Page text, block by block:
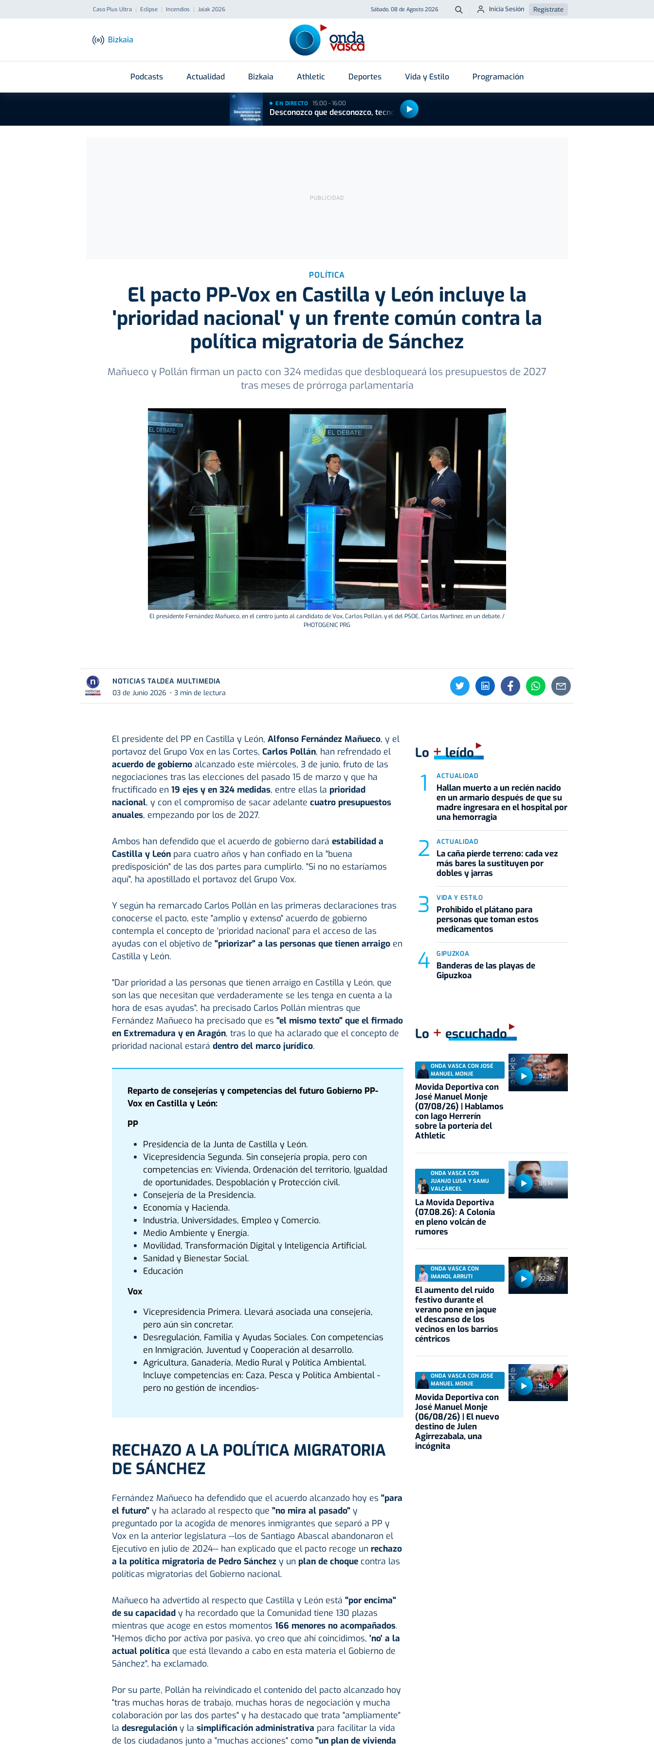
Caso Plus Ultra Eclipse Incendios Jaiak 2026 Sábado, 08 de Agosto 2026 Buscar
Inicia Sesión Regístrate
Bizkaia
Podcasts Actualidad Bizkaia Athletic Deportes Vida y Estilo Programación
EN DIRECTO 15:00 - 16:00
Desconozco que desconozco, tecnología
POLÍTICA
El pacto PP-Vox en Castilla y León incluye la
'prioridad nacional' y un frente común contra la
política migratoria de Sánchez
Mañueco y Pollán firman un pacto con 324 medidas que desbloqueará los presupuestos de 2027
tras meses de prórroga parlamentaria
El presidente Fernández Mañueco, en el centro junto al candidato de Vox, Carlos Pollán, y el del PSOE, Carlos Martínez, en un debate. /
PHOTOGENIC PRG
NOTICIAS TALDEA MULTIMEDIA
03 de Junio 2026
3 min de lectura
El presidente del PP en Castilla y León, Alfonso Fernández Mañueco, y el
portavoz del Grupo Vox en las Cortes, Carlos Pollán, han refrendado el
acuerdo de gobiernoalcanzado este miércoles, 3 de junio, fruto de las
negociaciones tras las elecciones del pasado 15 de marzo y que ha
fructificado en 19 ejes y en 324 medidas, entre ellas la prioridad
nacional, y con el compromiso de sacar adelante cuatro presupuestos
anuales, empezando por los de 2027.
Ambos han defendido que el acuerdo de gobierno dará estabilidad a
Castilla y Leónpara cuatro años y han confiado en la "buena
predisposición" de las dos partes para cumplirlo. "Si no no estaríamos
aquí", ha apostillado el portavoz del Grupo Vox.
Y según ha remarcado Carlos Pollán en las primeras declaraciones tras
conocerse el pacto, este "amplio y extenso" acuerdo de gobierno
contempla el concepto de 'prioridad nacional' para el acceso de las
ayudas con el objetivo de "priorizar" a las personas que tienen arraigoen
Castilla y León.
"Dar prioridad a las personas que tienen arraigo en Castilla y León, que
son las que necesitan que verdaderamente se les tenga en cuenta a la
hora de esas ayudas", ha precisado Carlos Pollán mientras que
Fernández Mañueco ha precisado que es "el mismo texto" que el firmado
en Extremadura y en Aragón, tras lo que ha aclarado que el concepto de
prioridad nacional estará dentro del marco jurídico.
Reparto de consejerías y competencias del futuro Gobierno PP-
Vox en Castilla y León:
PP
Presidencia de la Junta de Castilla y León.
Vicepresidencia Segunda. Sin consejería propia, pero con
competencias en: Vivienda, Ordenación del territorio, Igualdad
de oportunidades, Despoblación y Protección civil.
Consejería de la Presidencia.
Economía y Hacienda.
Industria, Universidades, Empleo y Comercio.
Medio Ambiente y Energía.
Movilidad, Transformación Digital y Inteligencia Artificial.
Sanidad y Bienestar Social.
Educación
Vox
Vicepresidencia Primera. Llevará asociada una consejería,
pero aún sin concretar.
Desregulación, Familia y Ayudas Sociales. Con competencias
en Inmigración, Juventud y Cooperación al desarrollo.
Agricultura, Ganadería, Medio Rural y Política Ambiental.
Incluye competencias en: Caza, Pesca y Política Ambiental -
pero no gestión de incendios-
RECHAZO A LA POLÍTICA MIGRATORIA
DE SÁNCHEZ
Fernández Mañueco ha defendido que el acuerdo alcanzado hoy es "para
el futuro"y ha aclarado al respecto que "no mira al pasado"y
preguntado por la acogida de menores inmigrantes que separó a PP y
Vox en la anterior legislatura --los de Santiago Abascal abandonaron el
Ejecutivo en julio de 2024-- han explicado que el pacto recoge un rechazo
a la política migratoria de Pedro Sánchezy un plan de choquecontra las
políticas migratorias del Gobierno nacional.
Mañueco ha advertido al respecto que Castilla y León está "por encima"
de su capacidady ha recordado que la Comunidad tiene 130 plazas
mientras que acoge en estos momentos 166 menores no acompañados.
"Hemos dicho por activa por pasiva, yo creo que ahí coincidimos, 'no' a la
actual política que está llevando a cabo en esta materia el Gobierno de
Sánchez", ha exclamado.
Por su parte, Pollán ha reivindicado el contenido del pacto alcanzado hoy
"tras muchas horas de trabajo, muchas horas de negociación y mucha
colaboración por las dos partes" y ha destacado que trata "ampliamente"
la desregulacióny la simplificación administrativa para facilitar la vida
de los ciudadanos junto a "muchas acciones" como "un plan de vivienda
Lo +leído
ACTUALIDAD
Hallan muerto a un recién nacido
en un armario después de que su
madre ingresara en el hospital por
una hemorragia
ACTUALIDAD
La caña pierde terreno: cada vez
más bares la sustituyen por
dobles y jarras
VIDA Y ESTILO
Prohibido el plátano para
personas que toman estos
medicamentos
GIPUZKOA
Banderas de las playas de
Gipuzkoa
Lo + escuchado
52:11
ONDA VASCA CON JOSÉ
MANUEL MONJE
Movida Deportiva con
José Manuel Monje
(07/08/26) | Hablamos
con Iago Herrerín
sobre la portería del
Athletic
55:14
ONDA VASCA CON
JUANJO LUSA Y SAMU
VALCÁRCEL
La Movida Deportiva
(07.08.26): A Colonia
en pleno volcán de
rumores
22:36
ONDA VASCA CON
IMANOL ARRUTI
El aumento del ruido
festivo durante el
verano pone en jaque
el descanso de los
vecinos en los barrios
céntricos
51:59
ONDA VASCA CON JOSÉ
MANUEL MONJE
Movida Deportiva con
José Manuel Monje
(06/08/26) | El nuevo
destino de Julen
Agirrezabala, una
incógnita